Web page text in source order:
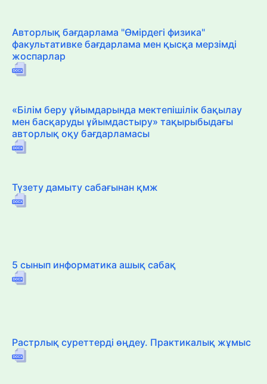
Авторлық бағдарлама "Өмірдегі физика"
факультативке бағдарлама мен қысқа мерзімді
жоспарлар
«Білім беру ұйымдарында мектепішілік бақылау
мен басқаруды ұйымдастыру» тақырыбыдағы
авторлық оқу бағдарламасы
Түзету дамыту сабағынан қмж
5 сынып информатика ашық сабақ
Растрлық суреттерді өңдеу. Практикалық жұмыс